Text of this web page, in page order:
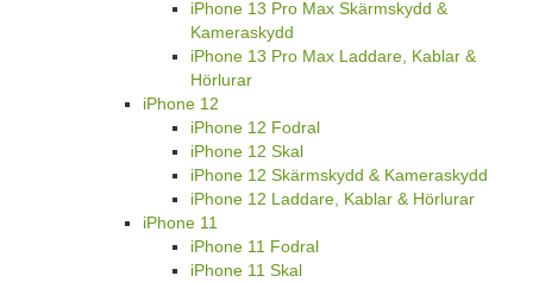
iPhone 13 Pro Max Skärmskydd &
Kameraskydd
iPhone 13 Pro Max Laddare, Kablar &
Hörlurar
iPhone 12
iPhone 12 Fodral
iPhone 12 Skal
iPhone 12 Skärmskydd & Kameraskydd
iPhone 12 Laddare, Kablar & Hörlurar
iPhone 11
iPhone 11 Fodral
iPhone 11 Skal